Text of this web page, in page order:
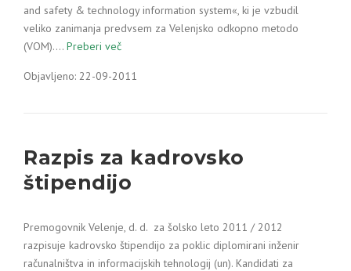
and safety & technology information system«, ki je vzbudil
veliko zanimanja predvsem za Velenjsko odkopno metodo
(VOM).… Preberi več
Objavljeno: 22-09-2011
Razpis za kadrovsko
štipendijo
Premogovnik Velenje, d. d. za šolsko leto 2011 / 2012
razpisuje kadrovsko štipendijo za poklic diplomirani inženir
računalništva in informacijskih tehnologij (un). Kandidati za